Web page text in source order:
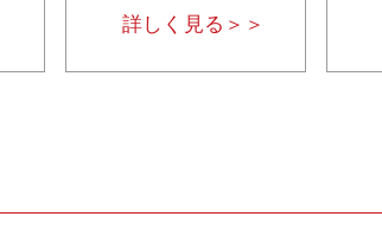
詳しく見る＞＞